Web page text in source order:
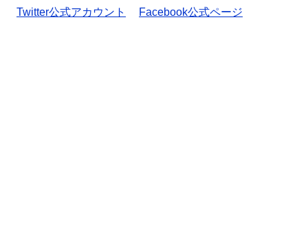
Twitter公式アカウント
Facebook公式ページ